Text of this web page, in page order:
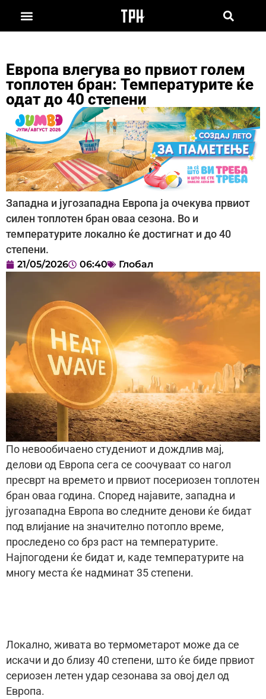
Европа влегува во првиот голем
топлотен бран: Температурите ќе
одат до 40 степени
Западна и југозападна Европа ја очекува првиот
силен топлотен бран оваа сезона. Во и
температурите локално ќе достигнат и до 40
степени.
21/05/2026 06:40 Глобал
По невообичаено студениот и дождлив мај,
делови од Европа сега се соочуваат со нагол
пресврт на времето и првиот посериозен топлотен
бран оваа година. Според најавите, западна и
југозападна Европа во следните денови ќе бидат
под влијание на значително потопло време,
проследено со брз раст на температурите.
Најпогодени ќе бидат и, каде температурите на
многу места ќе надминат 35 степени.
Локално, живата во термометарот може да се
искачи и до близу 40 степени, што ќе биде првиот
сериозен летен удар сезонава за овој дел од
Европа.